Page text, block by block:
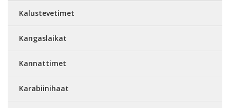
Kalustevetimet
Kangaslaikat
Kannattimet
Karabiinihaat